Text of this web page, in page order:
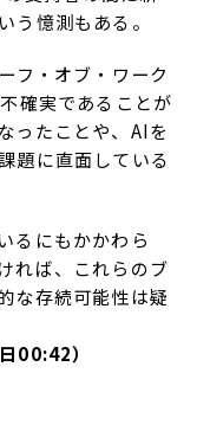
う憶測もある。
フ・オブ・ワーク
確実であることが
ったことや、AIを
題に直面している
るにもかかわら
れば、これらのブ
な存続可能性は疑
00:42）